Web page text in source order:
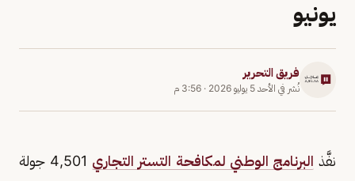
يونيو
فريق التحرير
نُشر في الأحد 5 يوليو 2026 · 3:56 م
نفَّذ البرنامج الوطني لمكافحة التستر التجاري
4,501 جولة